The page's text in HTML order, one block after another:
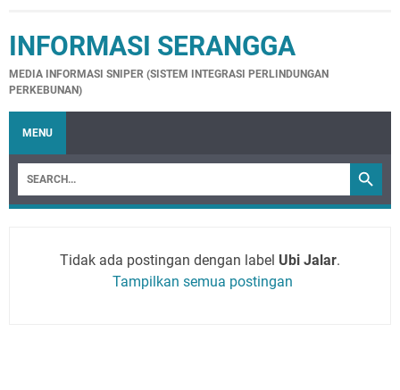
INFORMASI SERANGGA
MEDIA INFORMASI SNIPER (SISTEM INTEGRASI PERLINDUNGAN
PERKEBUNAN)
MENU
Tidak ada postingan dengan label Ubi Jalar.
Tampilkan semua postingan